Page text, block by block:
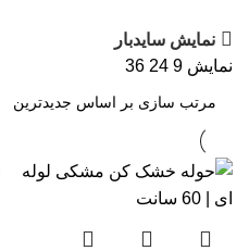
نمایش سایدبار
نمایش 9
24
36